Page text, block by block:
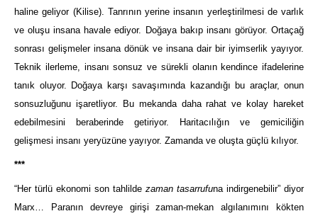
haline geliyor (Kilise). Tanrının yerine insanın yerleştirilmesi de varlık
ve oluşu insana havale ediyor. Doğaya bakıp insanı görüyor. Ortaçağ
sonrası gelişmeler insana dönük ve insana dair bir iyimserlik yayıyor.
Teknik ilerleme, insanı sonsuz ve sürekli olanın kendince ifadelerine
tanık oluyor. Doğaya karşı savaşımında kazandığı bu araçlar, onun
sonsuzluğunu işaretliyor. Bu mekanda daha rahat ve kolay hareket
edebilmesini beraberinde getiriyor. Haritacılığın ve gemiciliğin
gelişmesi insanı yeryüzüne yayıyor. Zamanda ve oluşta güçlü kılıyor.
***
“Her türlü ekonomi son tahlilde zaman tasarrufuna indirgenebilir” diyor
Marx… Paranın devreye girişi zaman-mekan algılanımını kökten